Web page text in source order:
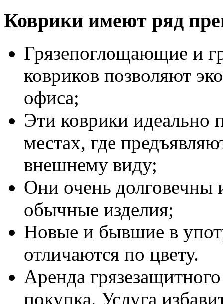
Коврики имеют ряд
Грязепоглощающие и
ковриков позволяют
офиса;
Эти коврики идеально
местах, где
внешнему виду;
Они очень долговечны
обычные изделия;
Новые и бывшие в
отличаются по цвету.
Аренда
покупка. Услуга